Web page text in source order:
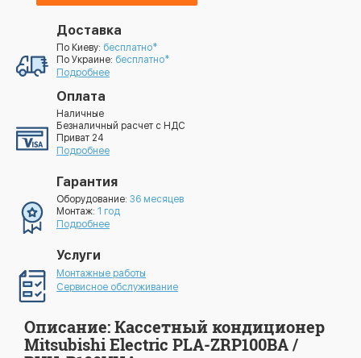
Доставка
По Киеву: бесплатно*
По Украине: бесплатно*
Подробнее
Оплата
Наличные
Безналичный расчет с НДС
Приват 24
Подробнее
Гарантия
Оборудование: 36 месяцев
Монтаж: 1 год
Подробнее
Услуги
Монтажные работы
Сервисное обслуживание
Описание: Кассетный кондиционер
Mitsubishi Electric PLA-ZRP100BA /